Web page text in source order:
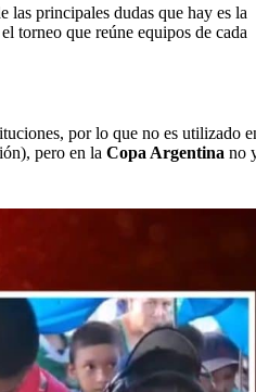
principales dudas que hay es la
torneo que reúne equipos de cada
por lo que no es utilizado
pero en la Copa Argentina no